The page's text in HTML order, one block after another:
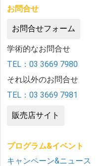
お問合せ
お問合せフォーム
学術的なお問合せ
TEL：03 3669 7980
それ以外のお問合せ
TEL：03 3669 7981
販売店サイト
プログラム&イベント
キャンペーン&ニュース